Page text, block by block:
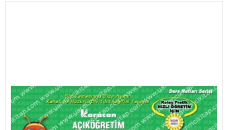
4. SINIF 7. YARIYIL İŞLETME
4. SINIF 8. YARIYIL İŞLETME